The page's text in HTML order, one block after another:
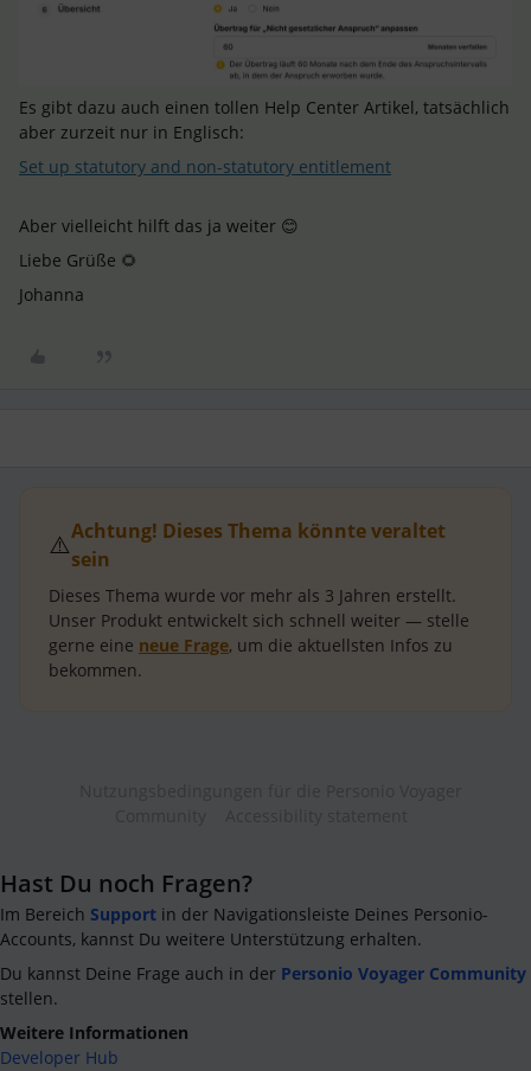
Es gibt dazu auch einen tollen Help Center Artikel, tatsächlich
aber zurzeit nur in Englisch:
Set up statutory and non-statutory entitlement
Aber vielleicht hilft das ja weiter 😊
Liebe Grüße 🌻
Johanna
⚠️Achtung! Dieses Thema könnte veraltet
sein
Dieses Thema wurde vor mehr als 3 Jahren erstellt.
Unser Produkt entwickelt sich schnell weiter — stelle
gerne eine neue Frage, um die aktuellsten Infos zu
bekommen.
Hast Du noch Fragen?
Im Bereich Support in der Navigationsleiste Deines Personio-
Accounts, kannst Du weitere Unterstützung erhalten.
Du kannst Deine Frage auch in der Personio Voyager Community
stellen.
Weitere Informationen
Developer Hub